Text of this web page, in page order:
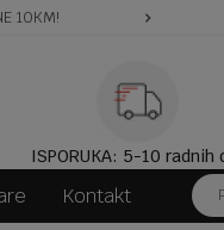
10KM!
ISPORUKA: 5-10 radnih
Kontakt